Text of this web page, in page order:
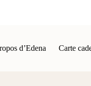
d’Edena Carte